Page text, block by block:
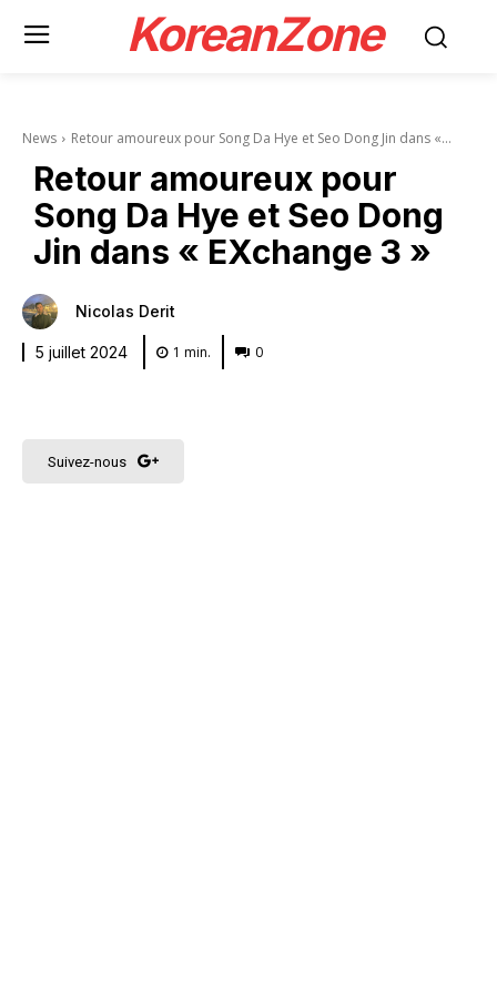
KoreanZone
News Retour amoureux pour Song Da Hye et Seo Dong Jin dans «...
Retour amoureux pour
Song Da Hye et Seo Dong
Jin dans « EXchange 3 »
Nicolas Derit
5 juillet 2024 1 min. 0
Suivez-nous